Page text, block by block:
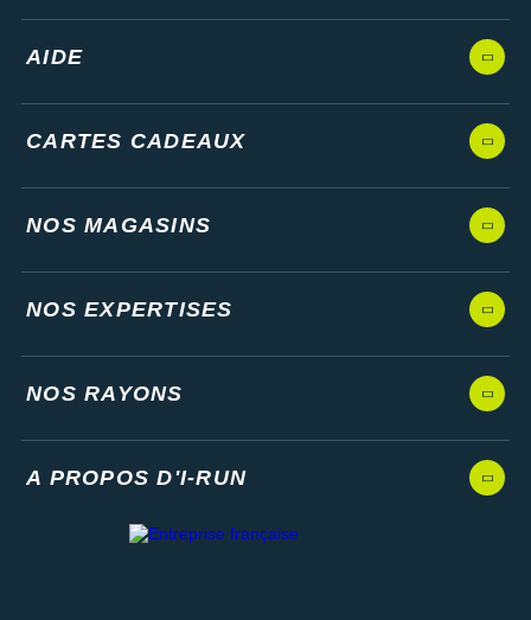
AIDE
CARTES CADEAUX
NOS MAGASINS
NOS EXPERTISES
NOS RAYONS
A PROPOS D'I-RUN